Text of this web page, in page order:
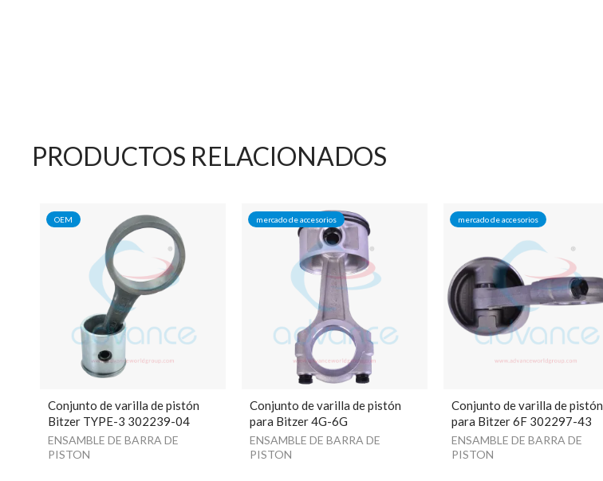
PRODUCTOS RELACIONADOS
OEM
Conjunto de varilla de pistón
Bitzer TYPE-3 302239-04
ENSAMBLE DE BARRA DE
PISTON
mercado de accesorios
Conjunto de varilla de pistón
para Bitzer 4G-6G
ENSAMBLE DE BARRA DE
PISTON
mercado de accesorios
Conjunto de varilla de pistón
para Bitzer 6F 302297-43
ENSAMBLE DE BARRA DE
PISTON